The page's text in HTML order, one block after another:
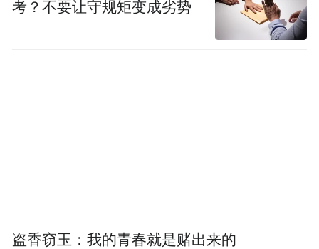
考？不要让守规矩变成劣势
盗香窃玉：我的青春就是赌出来的